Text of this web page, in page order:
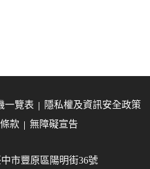
一覽表
隱私權及資訊安全政策
款
無障礙宣告
市豐原區陽明街36號